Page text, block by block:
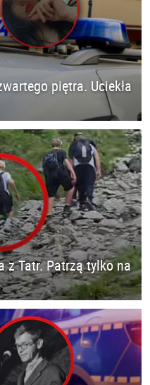
piętra. Uciekła
z Tatr. Patrzą tylko na